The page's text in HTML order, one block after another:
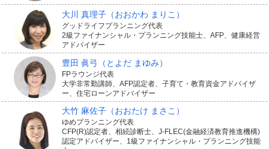
万が一のときには、国の公的な制度である遺族年金もあ
りますが、受け取れる人や金額には要件があり、必ずし
も遺族年金だけでその後の生活をまかなえるとは限りま
せん。そんなときに、住宅ローン返済の分だけでも団信
で弁済されることで、家族にかかる住居費の負担に備え
られます。
団信は住宅ローンの返済に備えるしくみ上、保険金額は
大川 真理子 （おおかわ まりこ）
グッドライフプランニング代表
2級ファイナンシャル・プランニング技能士、AFP、健康経営
アドバイザー
豊田 眞弓 （とよだ まゆみ）
FPラウンジ代表
大学非常勤講師、AFP認定者、子育て・教育資金アドバイザ
ー、住宅ローンアドバイザー
大竹 麻佐子 （おおたけ まさこ）
ゆめプランニング代表
CFP(R)認定者、相続診断士、J-FLEC(金融経済教育推進機構)
認定アドバイザー、1級ファイナンシャル・プランニング技能